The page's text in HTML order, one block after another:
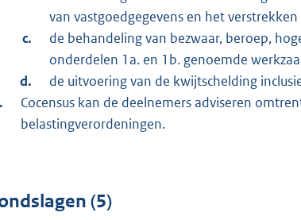
van vastgoedgegevens en het
de behandeling van bezwaar, beroep,
onderdelen 1a. en 1b. genoemde
de uitvoering van de kwijtschelding
Cocensus kan de deelnemers adviseren
belastingverordeningen.
(5)